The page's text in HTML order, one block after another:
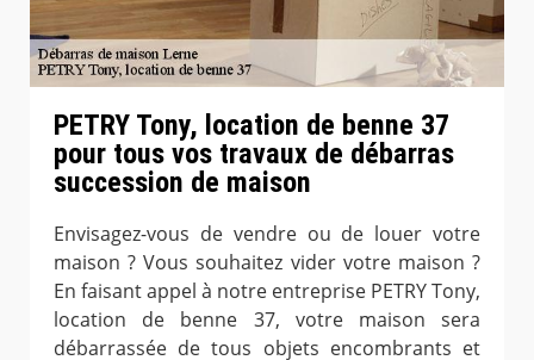
PETRY Tony, location de benne 37
pour tous vos travaux de débarras
succession de maison
Envisagez-vous de vendre ou de louer votre
maison ? Vous souhaitez vider votre maison ?
En faisant appel à notre entreprise PETRY Tony,
location de benne 37, votre maison sera
débarrassée de tous objets encombrants et